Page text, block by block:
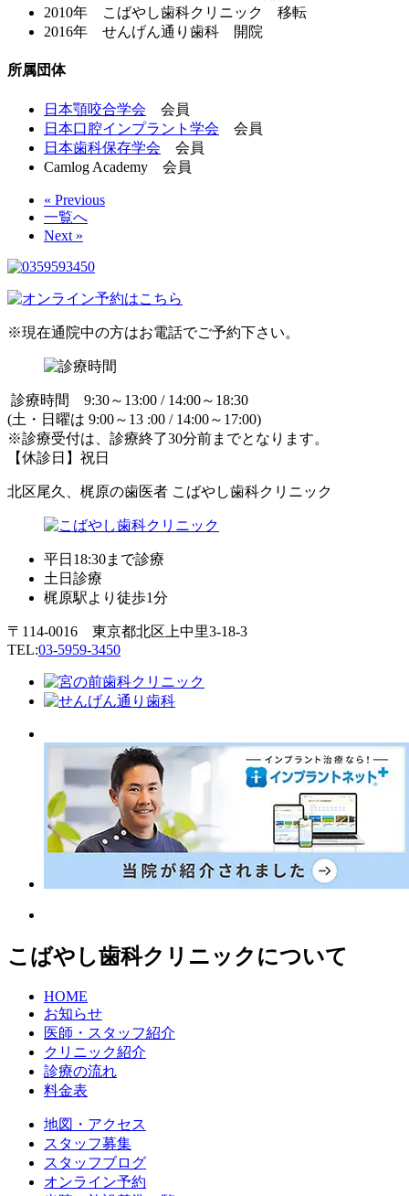
2010年 こばやし歯科クリニック 移転
2016年 せんげん通り歯科 開院
所属団体
日本顎咬合学会 会員
日本口腔インプラント学会 会員
日本歯科保存学会 会員
Camlog Academy 会員
« Previous
一覧へ
Next »
※現在通院中の方はお電話でご予約下さい。
診療時間 9:30～13:00 / 14:00～18:30
(土・日曜は 9:00～13 :00 / 14:00～17:00)
※診療受付は、診療終了30分前までとなります。
【休診日】祝日
北区尾久、梶原の歯医者 こばやし歯科クリニック
平日18:30まで診療
土日診療
梶原駅より徒歩1分
〒114-0016 東京都北区上中里3-18-3
TEL:03-5959-3450
こばやし歯科クリニックについて
HOME
お知らせ
医師・スタッフ紹介
クリニック紹介
診療の流れ
料金表
地図・アクセス
スタッフ募集
スタッフブログ
オンライン予約